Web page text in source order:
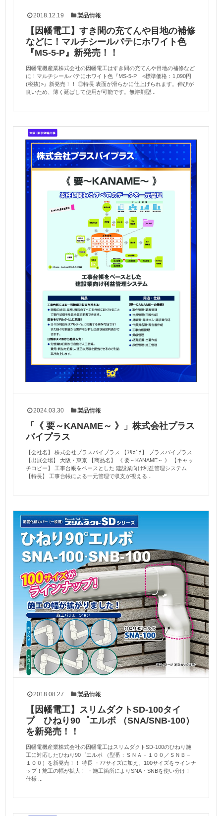
2018.12.19 製品情報
【因幡電工】すき間の充てんや目地の補修
などに！マルチシールパテにホワイト色
『MS-5-P』新発売！！
因幡電機産業株式会社の因幡電工はすき間の充てんや目地の補修など
に！マルチシールパテにホワイト色『MS-5-P <標準価格：1,090円
(税抜)>』新発売！！ ◎特長 表面が滑らかに仕上げられます。伸びが
良いため、薄く延ばして使用が可能です。無溶剤型...
2024.03.30 製品情報
「《 要～KANAME～ 》」株式会社プラス
バイプラス
【会社名】 株式会社プラスバイプラス 【ﾌﾘｶﾞﾅ】 プラスバイプラス
【出展会場】 大阪・東京 【商品名】 《 要～KANAME～ 》 【キャッ
チコピー】 工事台帳をベースとした 建設業向け利益管理システム
【特長】 工事台帳による一元管理で収支が視える...
2018.08.27 製品情報
【因幡電工】スリムダクトSD-100タイ
プ ひねり90゜エルボ （SNA/SNB-100）
を新発売！！
因幡電機産業株式会社の因幡電工はスリムダクトSD-100のひねり施
工に対応したひねり90゜エルボ （型番：ＳＮＡ－１００／ＳＮＢ－
１００）を新発売！！ 特長 ・77サイズに加え、100サイズをラインナ
ップ！施工の幅が拡大！ ・施工箇所によりSNA・SNBを使い分け！
仕様 ...